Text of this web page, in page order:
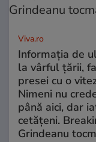
Viva.ro
Informația de
la vârful țării,
presei cu o
Nimeni nu
până aici, dar
cetățeni.
Grindeanu